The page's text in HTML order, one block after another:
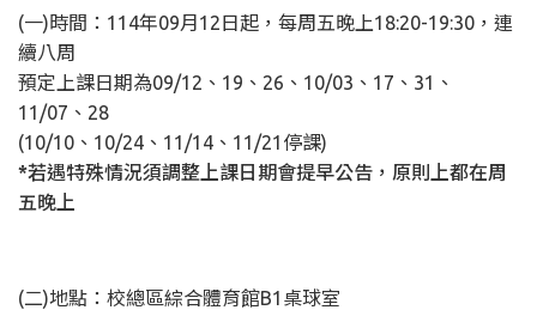
(一)時間：114年09月12日起，每周五晚上18:20-19:30，連
續八周
預定上課日期為09/12、19、26、10/03、17、31、
11/07、28
(10/10、10/24、11/14、11/21停課)
*若遇特殊情況須調整上課日期會提早公告，原則上都在周
五晚上
(二)地點：校總區綜合體育館B1桌球室